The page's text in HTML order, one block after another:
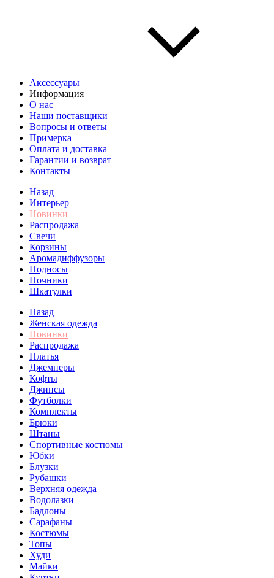
Аксессуары
Информация
О нас
Наши поставщики
Вопросы и ответы
Примерка
Оплата и доставка
Гарантии и возврат
Контакты
Назад
Интерьер
Новинки
Распродажа
Свечи
Корзины
Аромадиффузоры
Подносы
Ночники
Шкатулки
Назад
Женская одежда
Новинки
Распродажа
Платья
Джемперы
Кофты
Джинсы
Футболки
Комплекты
Брюки
Штаны
Спортивные костюмы
Юбки
Блузки
Рубашки
Верхняя одежда
Водолазки
Бадлоны
Сарафаны
Костюмы
Топы
Худи
Майки